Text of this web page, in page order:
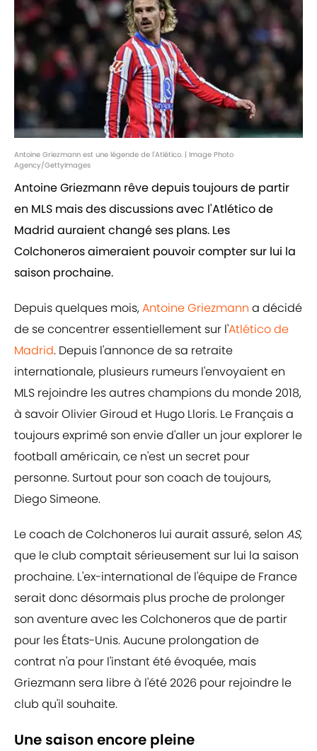
Antoine Griezmann est une légende de l'Atlético. | Image Photo
Agency/GettyImages
Antoine Griezmann rêve depuis toujours de partir
en MLS mais des discussions avec l'Atlético de
Madrid auraient changé ses plans. Les
Colchoneros aimeraient pouvoir compter sur lui la
saison prochaine.
Depuis quelques mois,Antoine Griezmann a décidé
de se concentrer essentiellement sur l'Atlético de
Madrid. Depuis l'annonce de sa retraite
internationale, plusieurs rumeurs l'envoyaient en
MLS rejoindre les autres champions du monde 2018,
à savoir Olivier Giroud et Hugo Lloris. Le Français a
toujours exprimé son envie d'aller un jour explorer le
football américain, ce n'est un secret pour
personne. Surtout pour son coach de toujours,
Diego Simeone.
Le coach de Colchoneros lui aurait assuré, selon AS,
que le club comptait sérieusement sur lui la saison
prochaine. L'ex-international de l'équipe de France
serait donc désormais plus proche de prolonger
son aventure avec les Colchoneros que de partir
pour les États-Unis. Aucune prolongation de
contrat n'a pour l'instant été évoquée, mais
Griezmann sera libre à l'été 2026 pour rejoindre le
club qu'il souhaite.
Une saison encore pleine